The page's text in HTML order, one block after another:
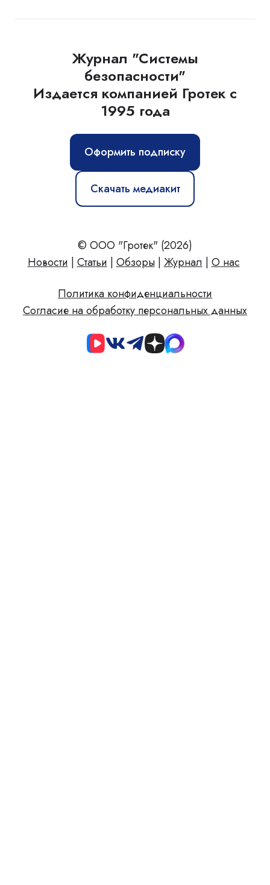
Журнал "Системы
безопасности"
Издается компанией Гротек с
1995 года
Оформить подписку
Скачать медиакит
© ООО "Гротек" (2026)
Новости|Статьи|Обзоры|Журнал|О нас
Политика конфиденциальности
Согласие на обработку персональных данных